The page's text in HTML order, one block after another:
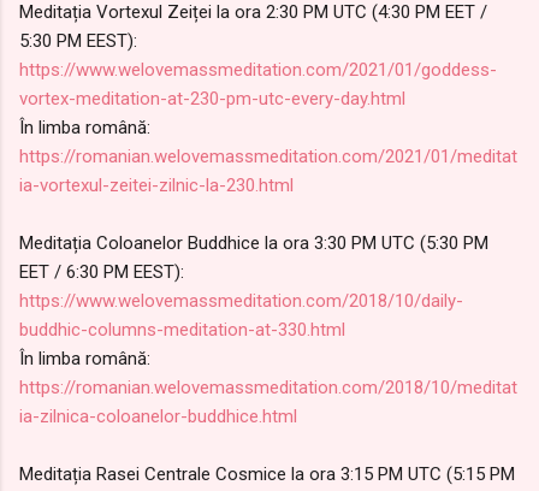
Meditația Vortexul Zeiței la ora 2:30 PM UTC (4:30 PM EET /
5:30 PM EEST):
https://www.welovemassmeditation.com/2021/01/goddess-
vortex-meditation-at-230-pm-utc-every-day.html
În limba română:
https://romanian.welovemassmeditation.com/2021/01/meditat
ia-vortexul-zeitei-zilnic-la-230.html
Meditația Coloanelor Buddhice la ora 3:30 PM UTC (5:30 PM
EET / 6:30 PM EEST):
https://www.welovemassmeditation.com/2018/10/daily-
buddhic-columns-meditation-at-330.html
În limba română:
https://romanian.welovemassmeditation.com/2018/10/meditat
ia-zilnica-coloanelor-buddhice.html
Meditația Rasei Centrale Cosmice la ora 3:15 PM UTC (5:15 PM